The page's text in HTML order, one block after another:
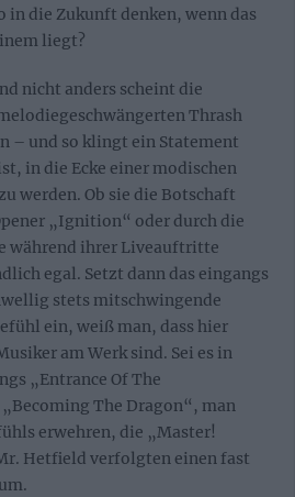
in die Zukunft denken, wenn das
liegt?
nicht anders scheint die
Thrash
– und so klingt ein Statement
in die Ecke einer modischen
werden. Ob sie die Botschaft
„Ignition“ oder durch die
während ihrer Liveauftritte
egal. Setzt dann das eingangs
stets mitschwingende
ein, weiß man, dass hier
am Werk sind. Sei es in
„Entrance Of The
The Dragon“, man
erwehren, die „Master!
Hetfield verfolgten einen fast